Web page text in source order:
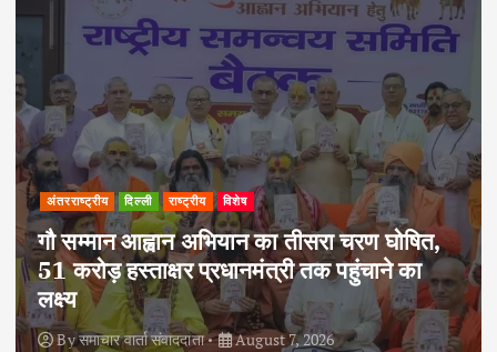
अपराध दिल्ली राष्ट्रीय
दोहरे हत्याकांड का वांछित आरोपी क्राइम ब्रांच के
हत्थे चढ़ा, नौ आपराधिक मामलों में रहा है शामिल
Byसमाचार वार्ता संवाददाता August 6, 2026